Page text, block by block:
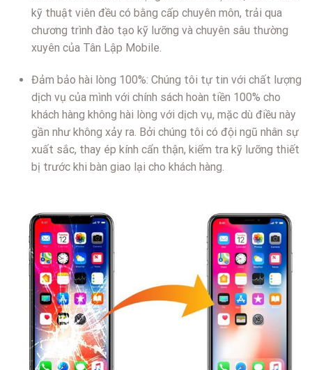
kỹ thuật viên đều có bằng cấp chuyên môn, trải qua
chương trình đào tạo kỹ lưỡng và chuyên sâu thường
xuyên của Tân Lập Mobile.
Đảm bảo hài lòng 100%: Chúng tôi tự tin với chất lượng
dịch vụ của mình với chính sách hoàn tiền 100% cho
khách hàng không hài lòng với dịch vụ, mặc dù điều này
gần như không xảy ra. Bởi chúng tôi có đội ngũ nhân sự
xuất sắc, thay ép kính cẩn thận, kiểm tra kỹ lưỡng thiết
bị trước khi bàn giao lại cho khách hàng.